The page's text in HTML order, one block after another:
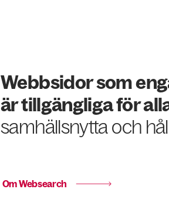
Webbsidor som
är tillgängliga för
samhällsnytta och
Om Websearch